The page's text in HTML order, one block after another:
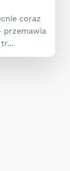
coraz
przemawia